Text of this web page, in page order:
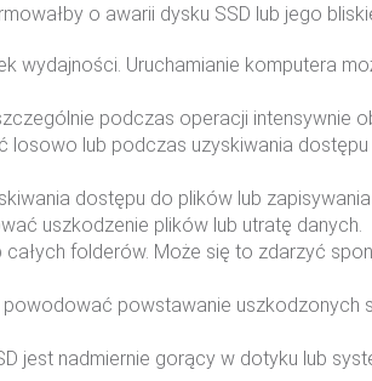
o awarii dysku SSD lub jego
wydajności. Uruchamianie komputera
podczas operacji intensywnie
losowo lub podczas uzyskiwania
dostępu do plików lub
uszkodzenie plików lub utratę danych.
folderów. Może się to zdarzyć
powstawanie uszkodzonych
jest nadmiernie gorący w dotyku lub